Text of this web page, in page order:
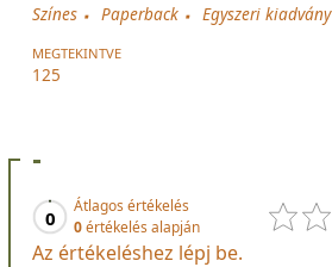
Színes Paperback Egyszeri kiadvány
MEGTEKINTVE
125
-
0
Átlagos értékelés
0értékelés alapján
Az értékeléshez lépj be.